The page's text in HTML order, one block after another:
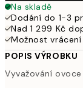
Na skladě
Dodání do 1-3
Nad 1 299 Kč
Možnost
POPIS VÝROBKU
Vyvažování ovoce